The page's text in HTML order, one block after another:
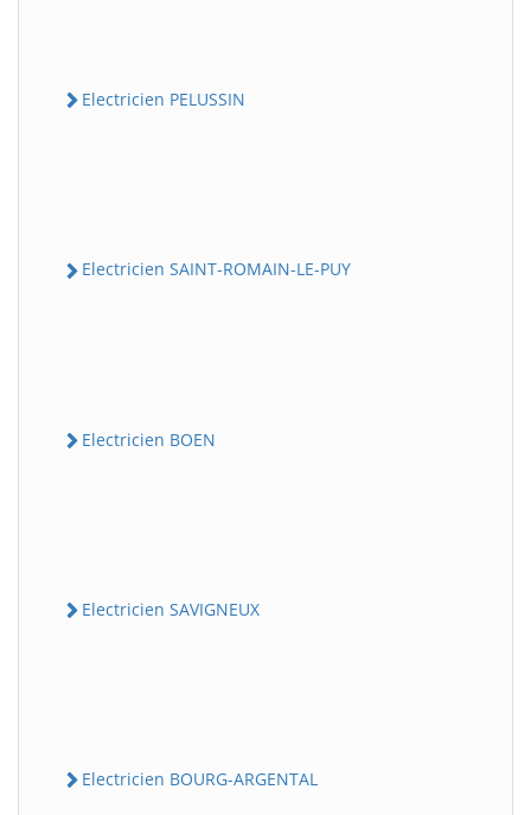
Electricien PELUSSIN
Electricien SAINT-ROMAIN-LE-PUY
Electricien BOEN
Electricien SAVIGNEUX
Electricien BOURG-ARGENTAL